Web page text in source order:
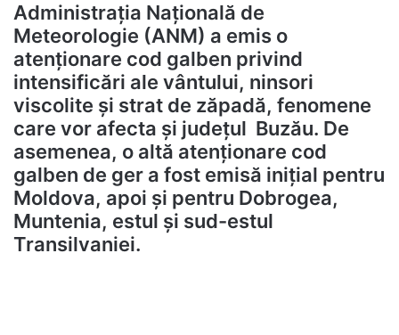
Administrația Națională de
Meteorologie (ANM) a emis o
atenționare cod galben privind
intensificări ale vântului, ninsori
viscolite și strat de zăpadă, fenomene
care vor afecta și județul Buzău. De
asemenea, o altă atenționare cod
galben de ger a fost emisă inițial pentru
Moldova, apoi și pentru Dobrogea,
Muntenia, estul și sud-estul
Transilvaniei.